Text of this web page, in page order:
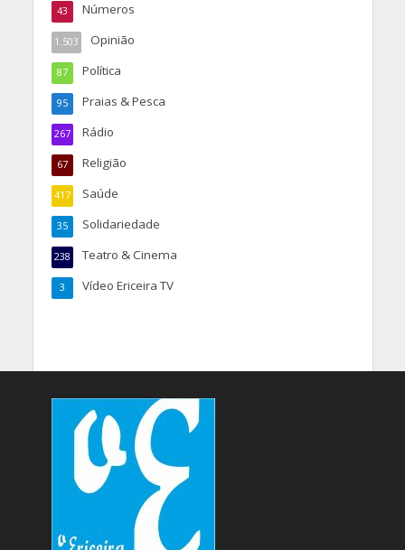
Números
43
Opinião
1.503
Política
87
Praias & Pesca
95
Rádio
267
Religião
67
Saúde
417
Solidariedade
35
Teatro & Cinema
238
Vídeo Ericeira TV
3